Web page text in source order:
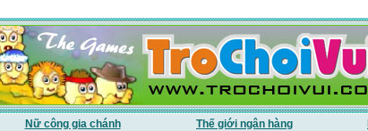
Nữ công gia chánh Thế giới ngân hàng